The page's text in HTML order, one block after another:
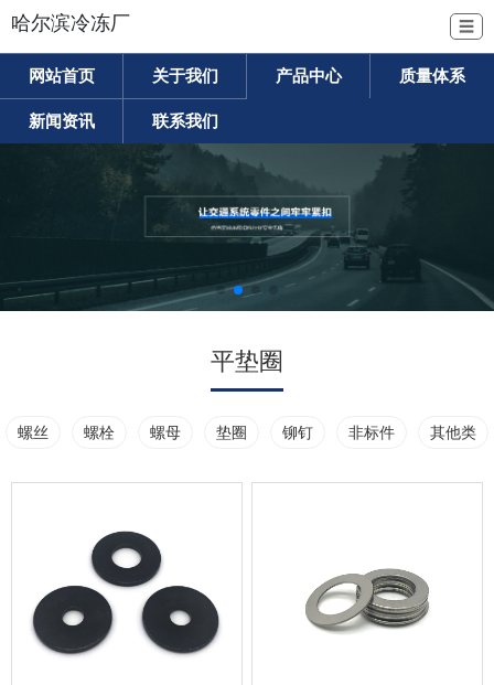
哈尔滨冷冻厂 ☰
网站首页 关于我们 产品中心 质量体系
新闻资讯 联系我们
平垫圈
螺丝 螺栓 螺母 垫圈 铆钉 非标件 其他类